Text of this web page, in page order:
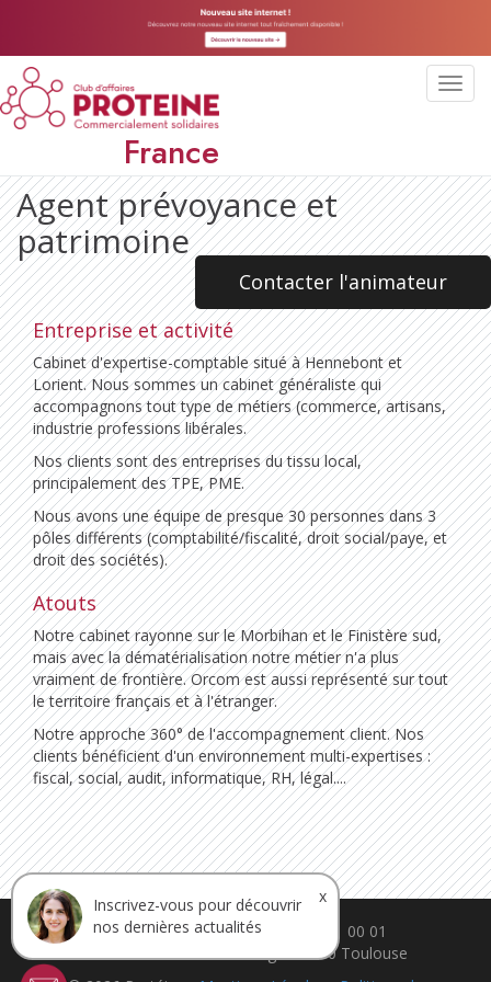
France
Agent prévoyance et
patrimoine
Contacter l'animateur
Entreprise et activité
Cabinet d'expertise-comptable situé à Hennebont et
Lorient. Nous sommes un cabinet généraliste qui
accompagnons tout type de métiers (commerce, artisans,
industrie professions libérales.
Nos clients sont des entreprises du tissu local,
principalement des TPE, PME.
Nous avons une équipe de presque 30 personnes dans 3
pôles différents (comptabilité/fiscalité, droit social/paye, et
droit des sociétés).
Atouts
Notre cabinet rayonne sur le Morbihan et le Finistère sud,
mais avec la dématérialisation notre métier n'a plus
vraiment de frontière. Orcom est aussi représenté sur tout
le territoire français et à l'étranger.
Notre approche 360° de l'accompagnement client. Nos
clients bénéficient d'un environnement multi-expertises :
fiscal, social, audit, informatique, RH, légal....
contact@ca-proteine.fr - 05 61 11 00 01
30 rue Théron de Montaugé. 31200 Toulouse
Inscrivez-vous pour découvrir
nos dernières actualités
x